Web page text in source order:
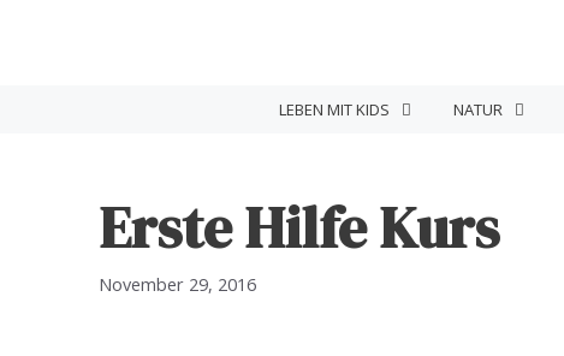
LEBEN MIT KIDS NATUR
Erste Hilfe Kurs
November 29, 2016